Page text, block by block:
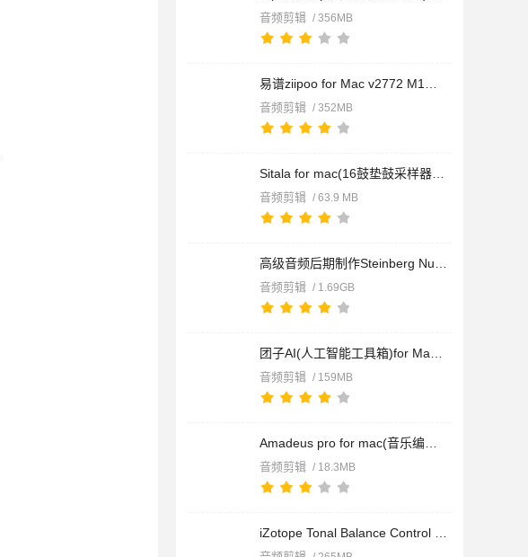
音频剪辑 / 356MB
音频剪辑 / 352MB
音频剪辑 / 63.9 MB
音频剪辑 / 1.69GB
音频剪辑 / 159MB
音频剪辑 / 18.3MB